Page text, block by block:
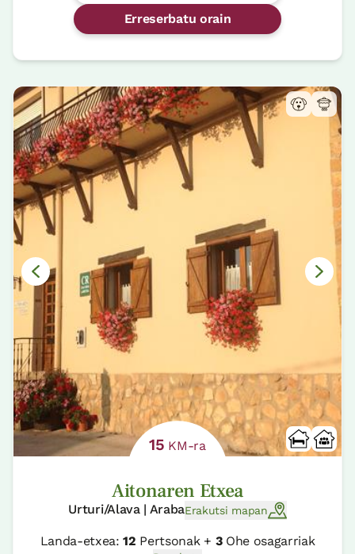
Erreserbatu orain
15 KM-ra
Aitonaren Etxea
Urturi/Alava | ArabaErakutsi mapan
Landa-etxea:12 Pertsonak + 3Ohe osagarriak